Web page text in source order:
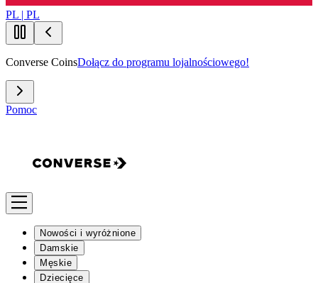
PL | PL
Converse CoinsDołącz do programu lojalnościowego!
Pomoc
Nowości i wyróżnione
Damskie
Męskie
Dziecięce